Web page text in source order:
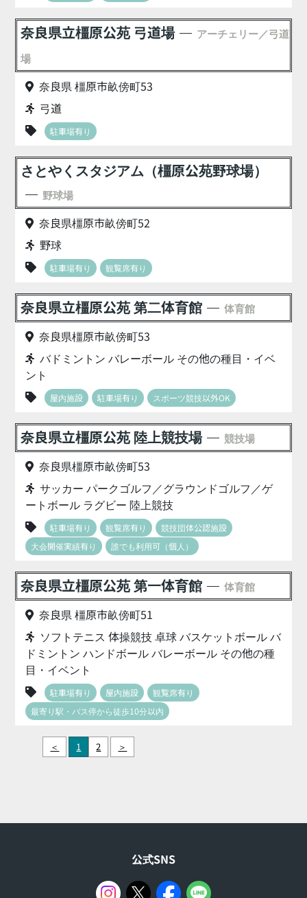
奈良県立橿原公苑 弓道場
アーチェリー／弓道
場
奈良県 橿原市畝傍町53
弓道
駐車場有り
さとやくスタジアム（橿原公苑野球場）
野球場
奈良県橿原市畝傍町52
野球
駐車場有り 観覧席有り
奈良県立橿原公苑 第二体育館 体育館
奈良県橿原市畝傍町53
バドミントン バレーボール その他の種目・イベ
ント
屋内施設 駐車場有り スポーツ競技以外OK
奈良県立橿原公苑 陸上競技場 競技場
奈良県橿原市畝傍町53
サッカー パークゴルフ／グラウンドゴルフ／ゲ
ートボール ラグビー 陸上競技
駐車場有り 観覧席有り
競技団体公認施設
大会開催実績有り
誰でも利用可（個人）
奈良県立橿原公苑 第一体育館 体育館
奈良県 橿原市畝傍町51
ソフトテニス 体操競技 卓球 バスケットボール バ
ドミントン ハンドボール バレーボール その他の種
目・イベント
駐車場有り 屋内施設
観覧席有り
最寄り駅・バス停から徒歩10分以内
＜ 1 2 ＞
公式SNS